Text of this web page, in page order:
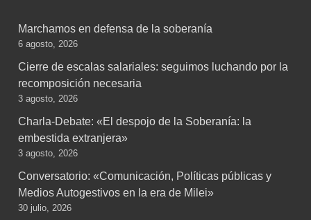
Marchamos en defensa de la soberanía
6 agosto, 2026
Cierre de escalas salariales: seguimos luchando por la
recomposición necesaria
3 agosto, 2026
Charla-Debate: «El despojo de la Soberanía: la
embestida extranjera»
3 agosto, 2026
Conversatorio: «Comunicación, Políticas públicas y
Medios Autogestivos en la era de Milei»
30 julio, 2026